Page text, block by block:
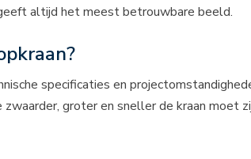
altijd het meest betrouwbare beeld.
specificaties en
groter en sneller de kraan moet